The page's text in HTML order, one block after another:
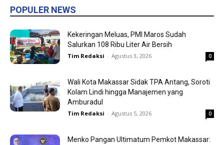
POPULER NEWS
Kekeringan Meluas, PMI Maros Sudah
Salurkan 108 Ribu Liter Air Bersih
Tim Redaksi - Agustus 3, 2026 0
Wali Kota Makassar Sidak TPA Antang, Soroti
Kolam Lindi hingga Manajemen yang
Amburadul
Tim Redaksi - Agustus 5, 2026 0
Menko Pangan Ultimatum Pemkot Makassar: